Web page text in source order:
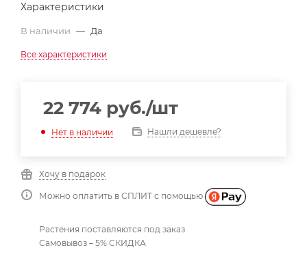
Характеристики
В наличии — Да
Все характеристики
22 774 руб./шт
Нет в наличии Нашли дешевле?
Хочу в подарок
Можно оплатить в СПЛИТ с помощью
Растения поставляются под заказ
Самовывоз – 5% СКИДКА